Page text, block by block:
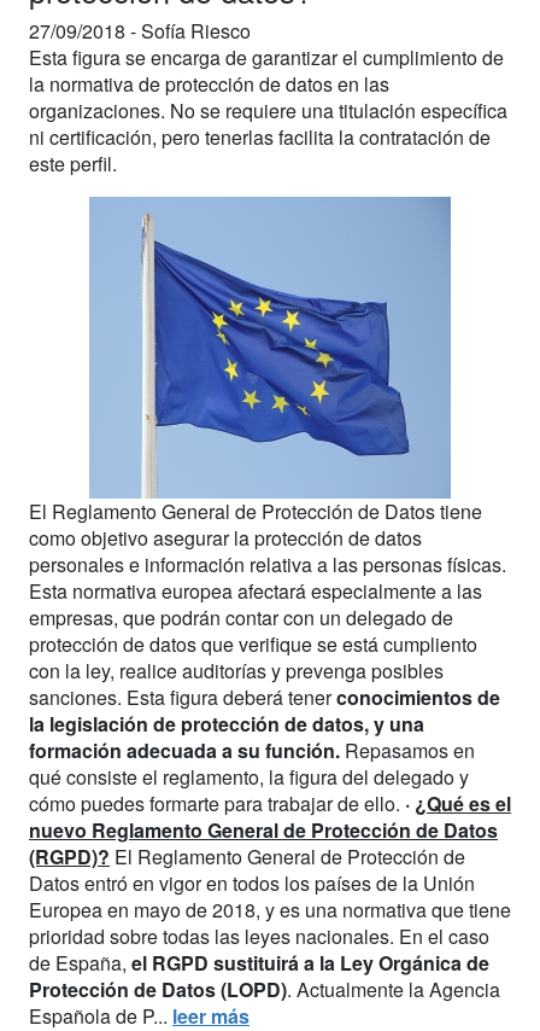
27/09/2018 -Sofía Riesco
Esta figura se encarga de garantizar el cumplimiento de
la normativa de protección de datos en las
organizaciones. No se requiere una titulación específica
ni certificación, pero tenerlas facilita la contratación de
este perfil.
El Reglamento General de Protección de Datos tiene
como objetivo asegurar la protección de datos
personales e información relativa a las personas físicas.
Esta normativa europea afectará especialmente a las
empresas, que podrán contar con un delegado de
protección de datos que verifique se está cumpliento
con la ley, realice auditorías y prevenga posibles
sanciones. Esta figura deberá tenerconocimientos de
la legislación de protección de datos, y una
formación adecuada a su función. Repasamos en
qué consiste el reglamento, la figura del delegado y
cómo puedes formarte para trabajar de ello. · ¿Qué es el
nuevo Reglamento General de Protección de Datos
(RGPD)? El Reglamento General de Protección de
Datos entró en vigor en todos los países de la Unión
Europea en mayo de 2018, y es una normativa que tiene
prioridad sobre todas las leyes nacionales. En el caso
de España, el RGPD sustituirá a la Ley Orgánica de
Protección de Datos (LOPD). Actualmente la Agencia
Española de P... leer más